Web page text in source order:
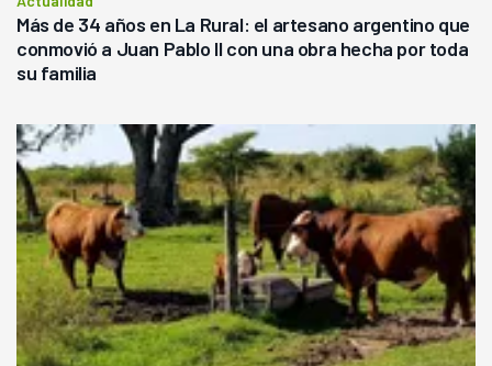
Más de 34 años en La Rural: el artesano argentino que
conmovió a Juan Pablo II con una obra hecha por toda
su familia